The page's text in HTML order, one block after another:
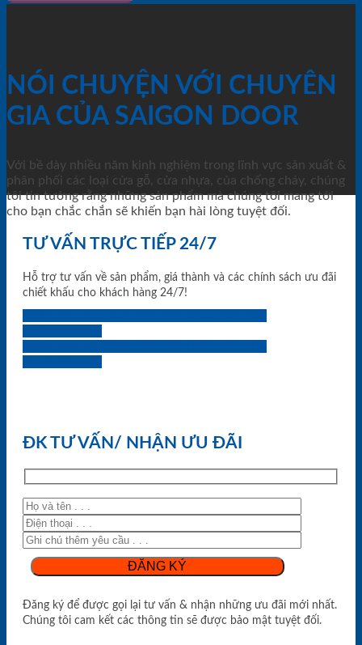
NÓI CHUYỆN VỚI CHUYÊN
GIA CỦA SAIGON DOOR
Với bề dày nhiều năm kinh nghiệm trong lĩnh vực sản xuất &
phân phối các loại cửa gỗ, cửa nhựa, của chống cháy, chúng
tôi tin tưởng rằng những sản phẩm mà chúng tôi mang tới
cho bạn chắc chắn sẽ khiến bạn hài lòng tuyệt đối.
TƯ VẤN TRỰC TIẾP 24/7
Hỗ trợ tư vấn về sản phẩm, giá thành và các chính sách ưu đãi
chiết khấu cho khách hàng 24/7!
ĐK TƯ VẤN/ NHẬN ƯU ĐÃI
Đăng ký để được gọi lại tư vấn & nhận những ưu đãi mới nhất.
Chúng tôi cam kết các thông tin sẽ được bảo mật tuyệt đối.